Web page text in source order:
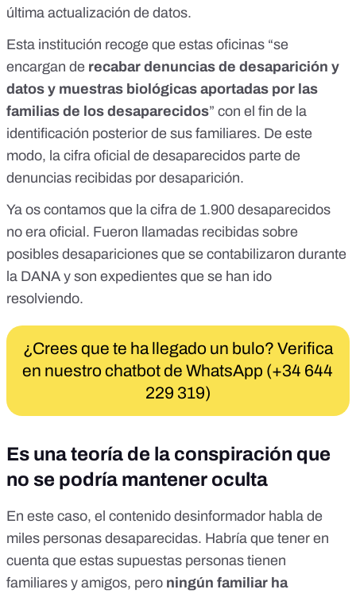
última actualización de datos.
Esta institución recoge que estas oficinas “se
encargan de recabar denuncias de desaparición y
datos y muestras biológicas aportadas por las
familias de los desaparecidos” con el fin de la
identificación posterior de sus familiares. De este
modo, la cifra oficial de desaparecidos parte de
denuncias recibidas por desaparición.
Ya os contamos que la cifra de 1.900 desaparecidos
no era oficial . Fueron llamadas recibidas sobre
posibles desapariciones que se contabilizaron durante
la DANA y son expedientes que se han ido
resolviendo.
¿Crees que te ha llegado un bulo? Verifica
en nuestro chatbot de WhatsApp (+34 644
229 319)
Es una teoría de la conspiración que
no se podría mantener oculta
En este caso, el contenido desinformador habla de
miles personas desaparecidas. Habría que tener en
cuenta que estas supuestas personas tienen
familiares y amigos, pero ningún familiar ha